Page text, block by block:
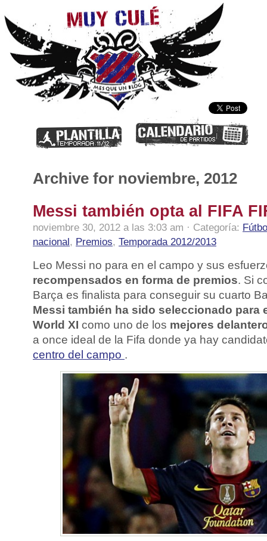
Archive for noviembre, 2012
Messi también opta al FIFA
noviembre 30, 2012 a las 3:03 am · Categoría:
nacional, Premios, Temporada 2012/2013
Leo Messi no para en el campo y sus
recompensados en forma de premios. Si
Barça es finalista para conseguir su cuarto
Messi también ha sido seleccionado para
World XI como uno de los mejores
a once ideal de la Fifa donde ya hay
centro del campo .